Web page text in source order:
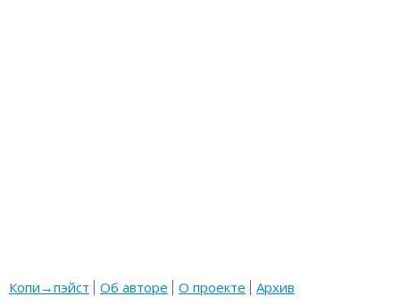
Копи→пэйст Об авторе О проекте Архив